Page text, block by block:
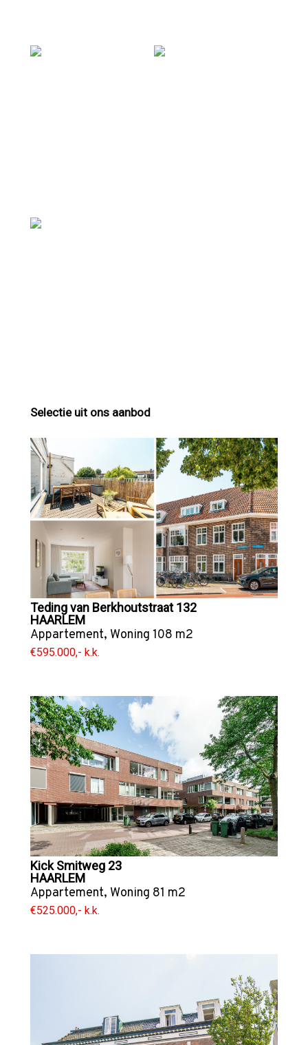
Selectie uit ons aanbod
Teding van Berkhoutstraat 132
HAARLEM
Appartement, Woning 108 m2
€595.000,- k.k.
Kick Smitweg 23
HAARLEM
Appartement, Woning 81 m2
€525.000,- k.k.